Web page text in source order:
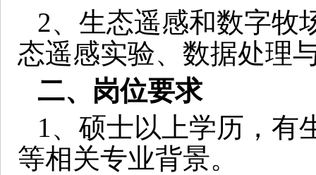
2、生态遥感和数字牧
态遥感实验、数据处理
二、岗位要求
1、硕士以上学历，有
等相关专业背景。